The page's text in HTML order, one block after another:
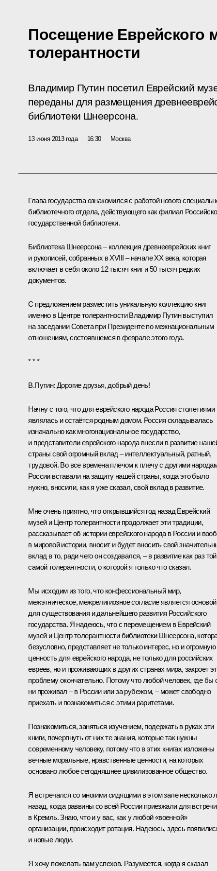
Посещение Еврейского
толерантности
Владимир Путин посетил Еврейский
переданы для размещения
библиотеки Шнеерсона.
13 июня 2013 года 16:30 Москва
Глава государства ознакомился с работой нового
библиотечного отдела, действующего как филиал
государственной библиотеки.
Библио­тека Шнеерсона – коллекция древне­еврейских книг
и рукописей, собранных в XVIII – начале XX века, которая
включает в себя около 12 тысяч книг и 50 тысяч редких
документов.
С предложением разместить уникальную коллекцию книг
именно в Центре толерантности Владимир Путин выступил
назаседанииСовета при Президенте по межнациональным
отношениям, состоявшемся в феврале этого года.
* * *
В.Путин: Дорогие друзья, добрый день!
Начну с того, что для еврейского народа Россия столетиями
являлась и остаётся родным домом. Россия складывалась
изначально как многонациональное государство,
и представители еврейского народа внесли в развитие
страны свой огромный вклад – интеллектуальный, ратный,
трудовой. Во все времена плечом к плечу с другими
России вставали на защиту нашей страны, когда это было
нужно, вносили, как я уже сказал, свой вклад в развитие.
Мне очень приятно, что открывшийся год назад Еврейский
музей и Центр толерантности продолжает эти традиции,
рассказывает об истории еврейского народа в России и
в мировой истории, вносит и будет вносить свой
вклад в то, ради чего он создавался, – в развитие как раз той
самой толерантности, о которой я только что сказал.
Мы исходим из того, что конфессиональный мир,
межэтническое, межрелигиозное согласие является основой
для существования и дальнейшего развития Российского
государства. Я надеюсь, что с перемещением в Еврейский
музей и Центр толерантности библиотеки Шнеерсона,
безусловно, представляет не только интерес, но и огромную
ценность для еврейского народа, не только для российских
евреев, но и проживающих в других странах мира, закроет
проблему окончательно. Потому что любой человек, где бы
ни проживал – в России или за рубежом, – может свободно
приехать и познакомиться с этими раритетами.
Познакомиться, заняться изучением, подержать в руках эти
книги, почерпнуть от них те знания, которые так нужны
современному человеку, потому что в этих книгах изложены
вечные моральные, нравственные ценности, на которых
основано любое сегодняшнее цивилизованное общество.
Я встречался со многими сидящими в этом зале несколько
назад, когда раввины со всей России приезжали для встречи
в Кремль. Знаю, что и у вас, как у любой «военной»
организации, происходит ротация. Надеюсь, здесь
и новые люди.
Я хочу пожелать вам успехов. Разумеется, когда я сказал